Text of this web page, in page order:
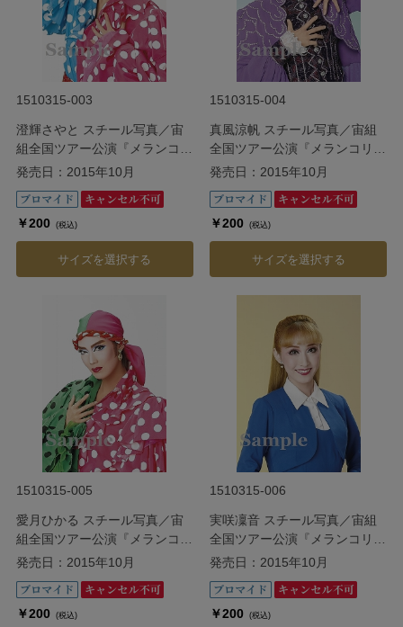
1510315-003
澄輝さやと スチール写真／宙
組全国ツアー公演『メランコリ
ック・ジゴロ』『シトラスの風
発売日：2015年10月
￥200 (税込)
サイズを選択する
1510315-004
真風涼帆 スチール写真／宙組
全国ツアー公演『メランコリッ
ク・ジゴロ』『シトラスの風
発売日：2015年10月
￥200 (税込)
サイズを選択する
1510315-005
愛月ひかる スチール写真／宙
組全国ツアー公演『メランコリ
ック・ジゴロ』『シトラスの風
発売日：2015年10月
￥200 (税込)
1510315-006
実咲凜音 スチール写真／宙組
全国ツアー公演『メランコリッ
ク・ジゴロ』『シトラスの風
発売日：2015年10月
￥200 (税込)